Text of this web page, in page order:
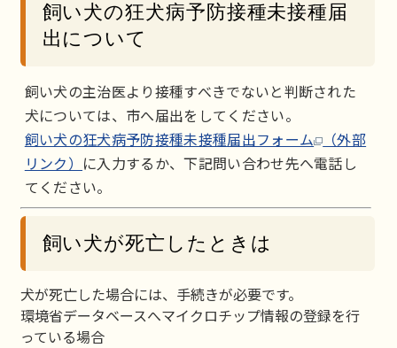
飼い犬の狂犬病予防接種未接種届
出について
飼い犬の主治医より接種すべきでないと判断された
犬については、市へ届出をしてください。
飼い犬の狂犬病予防接種未接種届出フォーム
（外部
リンク）
に入力するか、下記問い合わせ先へ電話し
てください。
飼い犬が死亡したときは
犬が死亡した場合には、手続きが必要です。
環境省データベースへマイクロチップ情報の登録を行
っている場合